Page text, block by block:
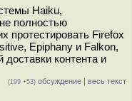
Haiku,
полностью
протестировать Firefox
Epiphany и Falkon,
доставки контента и
(199 +53) обсуждение | весь текст